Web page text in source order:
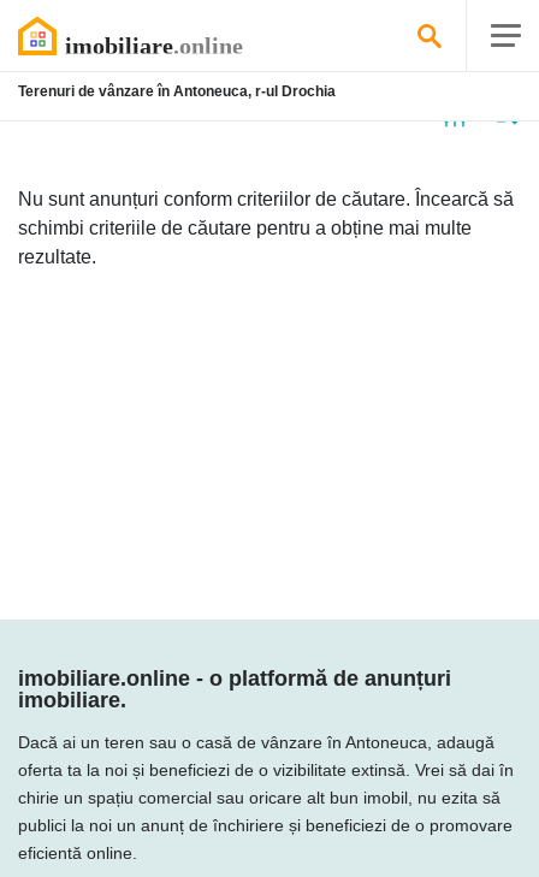
Terenuri de vânzare în Antoneuca, r-ul Drochia
Nu sunt anunțuri conform criteriilor de căutare. Încearcă să
schimbi criteriile de căutare pentru a obține mai multe
rezultate.
imobiliare.online - o platformă de anunțuri
imobiliare.
Dacă ai un teren sau o casă de vânzare în Antoneuca, adaugă
oferta ta la noi și beneficiezi de o vizibilitate extinsă. Vrei să dai în
chirie un spațiu comercial sau oricare alt bun imobil, nu ezita să
publici la noi un anunț de închiriere și beneficiezi de o promovare
eficientă online.